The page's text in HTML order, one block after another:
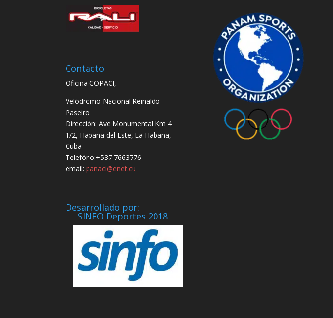
Contacto
Oficina COPACI,
Velódromo Nacional Reinaldo
Paseiro
Dirección: Ave Monumental Km 4
1/2, Habana del Este, La Habana,
Cuba
Telefóno:+537 7663776
email:panaci@enet.cu
Desarrollado por:
SINFO Deportes 2018